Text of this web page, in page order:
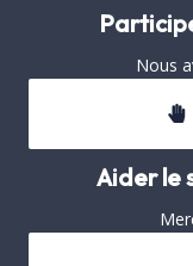
Nous
Aider le